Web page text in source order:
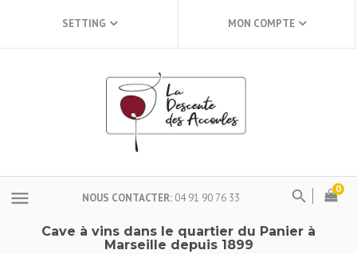
SETTING MON COMPTE
menu NOUS CONTACTER 04 91 90 76 33
0
Cave à vins dans le quartier du Panier à
Marseille depuis 1899